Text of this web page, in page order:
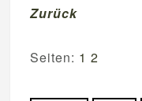
Zurück
Seiten: 1 2